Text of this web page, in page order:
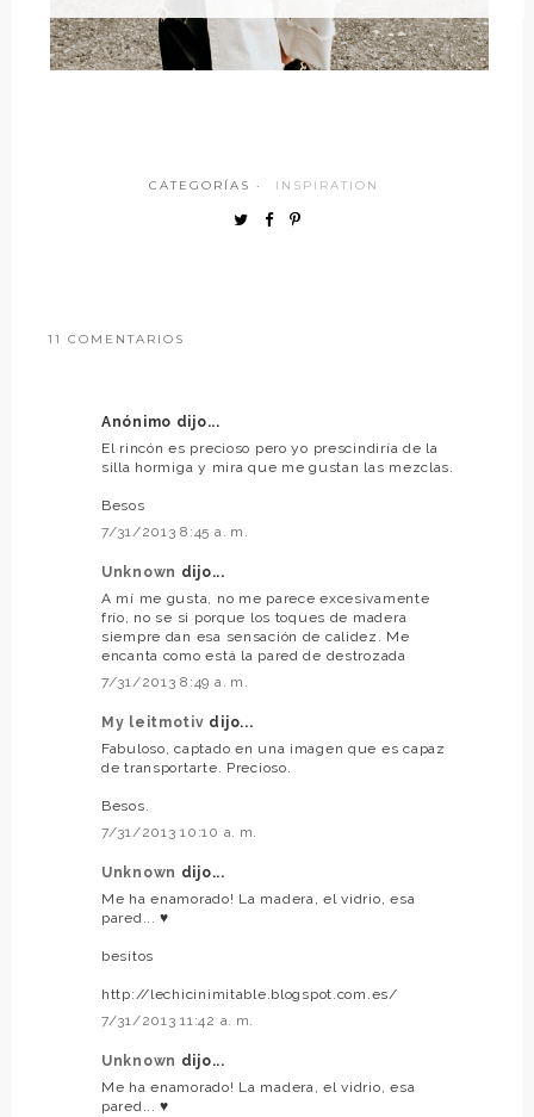
CATEGORÍAS · INSPIRATION
11 COMENTARIOS
Anónimo dijo...
El rincón es precioso pero yo prescindiría de la
silla hormiga y mira que me gustan las mezclas.
Besos
7/31/2013 8:45 a. m.
Unknown dijo...
A mí me gusta, no me parece excesivamente
frío, no se si porque los toques de madera
siempre dan esa sensación de calidez. Me
encanta como está la pared de destrozada
7/31/2013 8:49 a. m.
My leitmotiv dijo...
Fabuloso, captado en una imagen que es capaz
de transportarte. Precioso.
Besos.
7/31/2013 10:10 a. m.
Unknown dijo...
Me ha enamorado! La madera, el vidrio, esa
pared... ♥
besitos
http://lechicinimitable.blogspot.com.es/
7/31/2013 11:42 a. m.
Unknown dijo...
Me ha enamorado! La madera, el vidrio, esa
pared... ♥